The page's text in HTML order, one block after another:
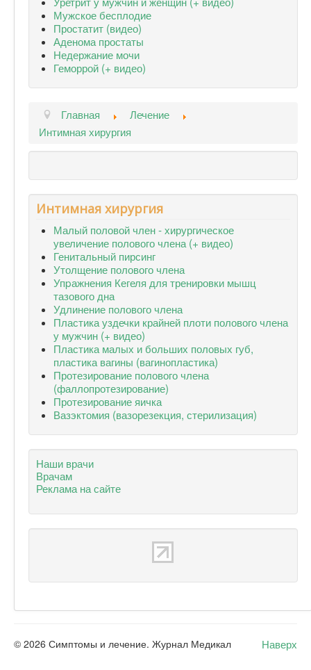
Мужское бесплодие
Простатит (видео)
Аденома простаты
Недержание мочи
Геморрой (+ видео)
Главная
Лечение
Интимная хирургия
Интимная хирургия
Малый половой член - хирургическое
увеличение полового члена (+ видео)
Генитальный пирсинг
Утолщение полового члена
Упpажнения Кегеля для тренировки мышц
тазового дна
Удлинение полового члена
Пластика уздечки крайней плоти полового члена
у мужчин (+ видео)
Пластика малых и больших половых губ,
пластика вагины (вагинопластика)
Протезирование полового члена
(фаллопротезирование)
Протезирование яичка
Вазэктомия (вазорезекция, стерилизация)
Наши врачи
Врачам
Реклама на сайте
Наверх
© 2026 Симптомы и лечение. Журнал Медикал